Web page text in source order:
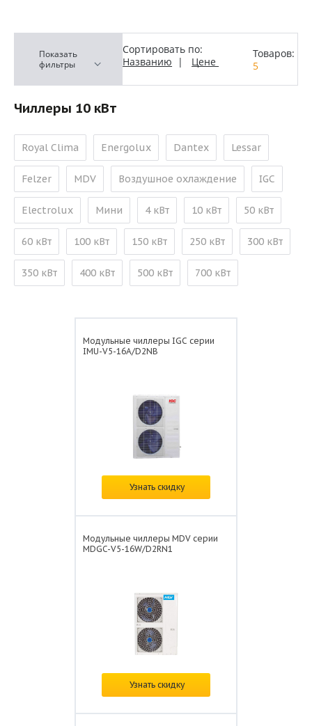
Показать
фильтры
Сортировать по:
Названию | Цене
Товаров:
5
Чиллеры 10 кВт
Royal Clima Energolux Dantex Lessar
Felzer MDV Воздушное охлаждение IGC
Electrolux Мини 4 кВт 10 кВт 50 кВт
60 кВт 100 кВт 150 кВт 250 кВт 300 кВт
350 кВт 400 кВт 500 кВт 700 кВт
Модульные чиллеры IGC серии
IMU-V5-16A/D2NB
по запросу
Узнать скидку
Модульные чиллеры MDV серии
MDGC-V5-16W/D2RN1
по запросу
Узнать скидку